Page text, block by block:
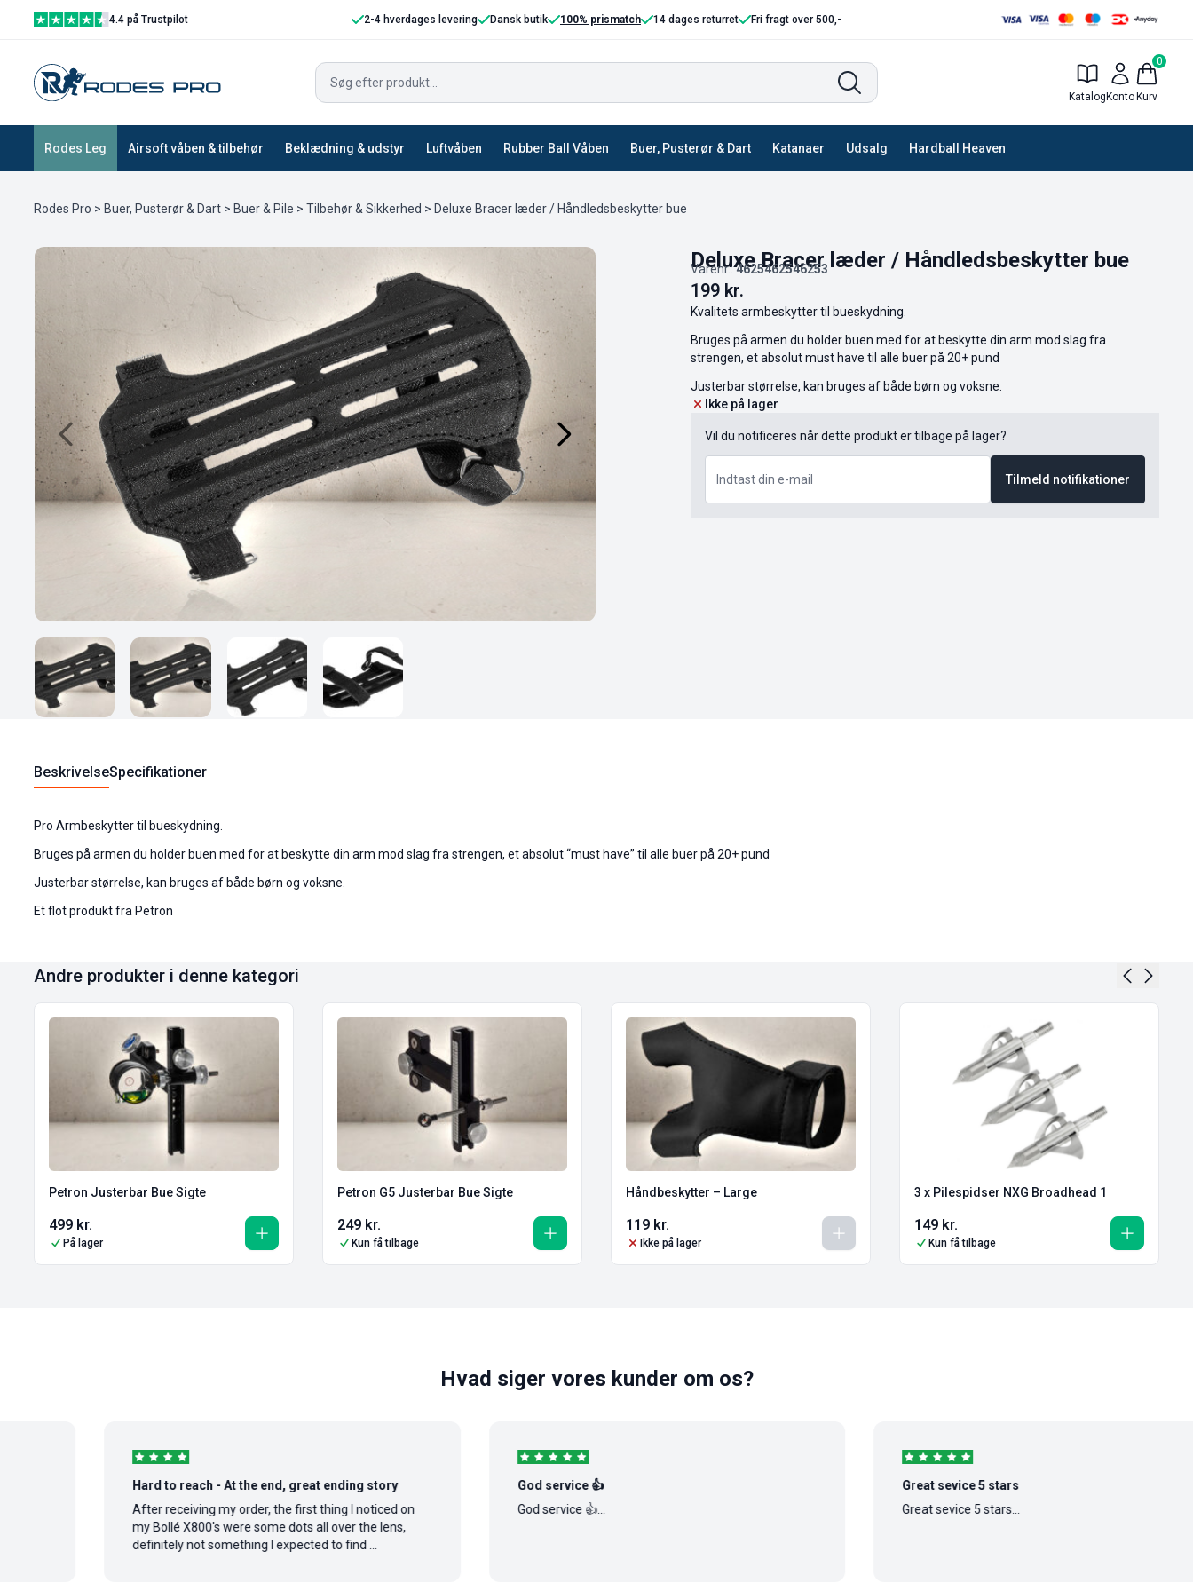
4.4 på Trustpilot 2-4 hverdages levering Dansk butik 100% prismatch 14 dages returret Fri fragt over 500,-
Katalog Konto
0
Kurv
Rodes Leg Airsoft våben & tilbehør Beklædning & udstyr Luftvåben Rubber Ball Våben Buer, Pusterør & Dart Katanaer Udsalg Hardball Heaven
Rodes Pro > Buer, Pusterør & Dart > Buer & Pile > Tilbehør & Sikkerhed > Deluxe Bracer læder / Håndledsbeskytter bue
Deluxe Bracer læder / Håndledsbeskytter bue
Varenr.:4625462546253
199 kr.
Kvalitets armbeskytter til bueskydning.
Bruges på armen du holder buen med for at beskytte din arm mod slag fra
strengen, et absolut must have til alle buer på 20+ pund
Justerbar størrelse, kan bruges af både børn og voksne.
Ikke på lager
Vil du notificeres når dette produkt er tilbage på lager?
Tilmeld notifikationer
BeskrivelseSpecifikationer
Pro Armbeskytter til bueskydning.
Bruges på armen du holder buen med for at beskytte din arm mod slag fra strengen, et absolut “must have” til alle buer på 20+ pund
Justerbar størrelse, kan bruges af både børn og voksne.
Et flot produkt fra Petron
Andre produkter i denne kategori
Petron Justerbar Bue Sigte
499 kr.
På lager
Petron G5 Justerbar Bue Sigte
249 kr.
Kun få tilbage
Håndbeskytter – Large
119 kr.
Ikke på lager
3 x Pilespidser NXG Broadhead 1
149 kr.
Kun få tilbage
Hvad siger vores kunder om os?
Hard to reach - At the end, great ending story
After receiving my order, the first thing I noticed on
my Bollé X800's were some dots all over the lens,
definitely not something I expected to find ...
God service 👍
God service 👍...
Great sevice 5 stars
Great sevice 5 stars...